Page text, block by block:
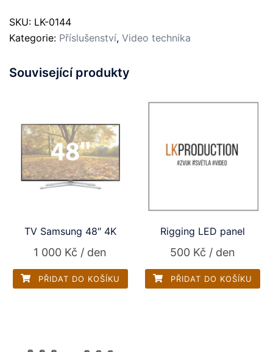
SKU: LK-0144
Kategorie: Příslušenství, Video technika
Související produkty
TV Samsung 48″ 4K
1 000 Kč / den
PŘIDAT DO KOŠÍKU
Rigging LED panel
500 Kč / den
PŘIDAT DO KOŠÍKU